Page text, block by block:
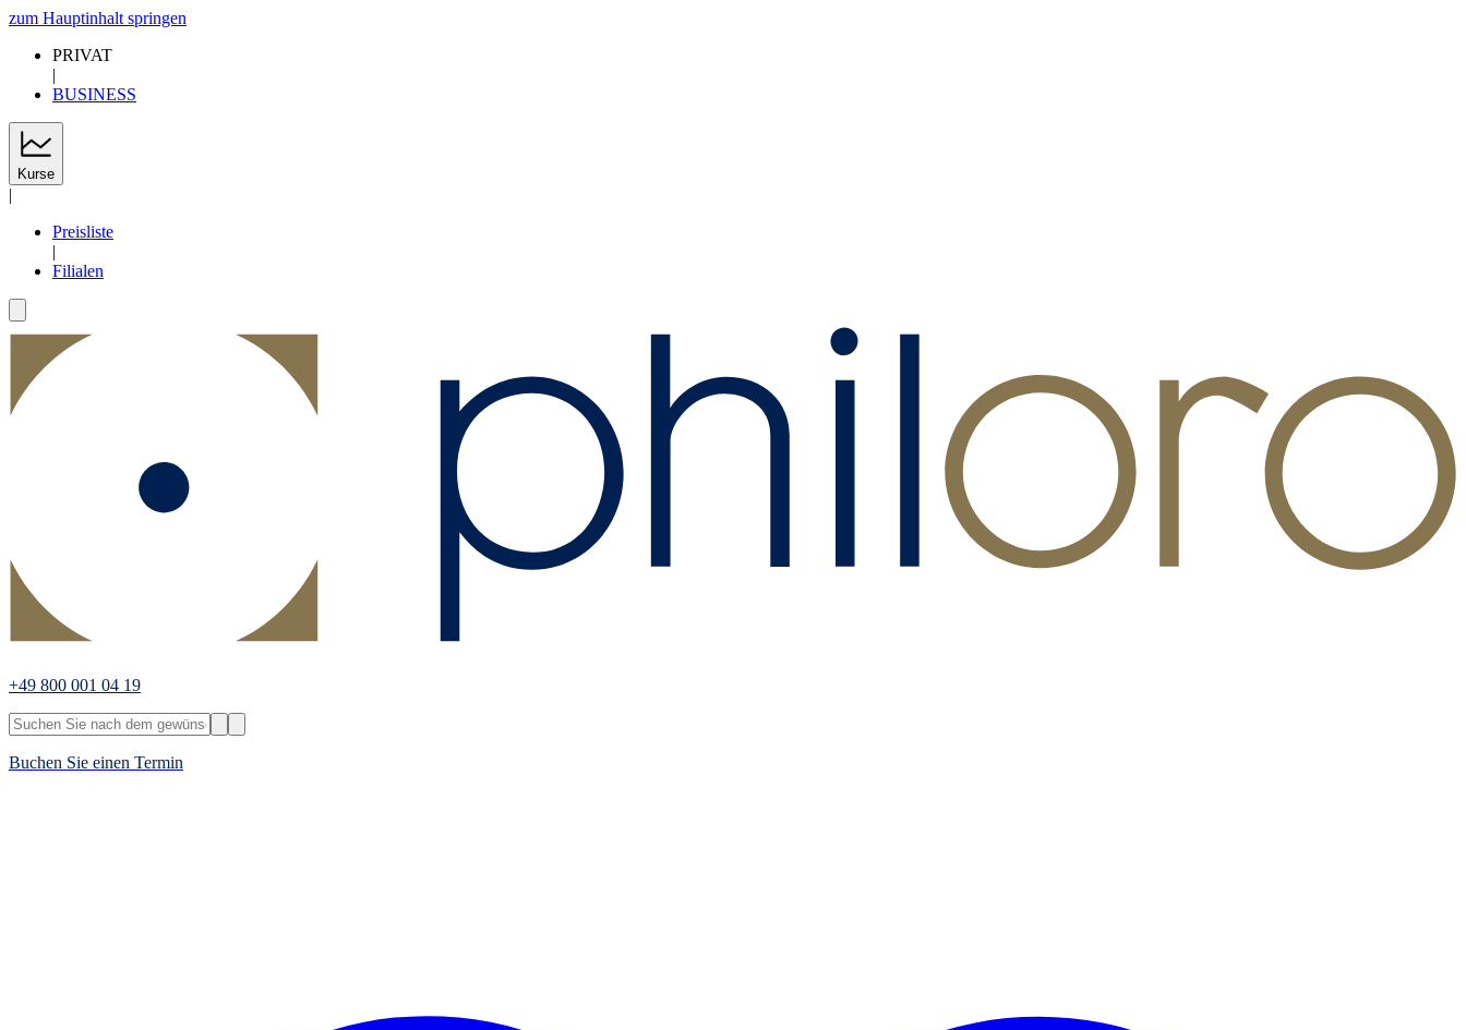
zum Hauptinhalt springen
PRIVAT
|
BUSINESS
Kurse
|
Preisliste
|
Filialen
+49 800 001 04 19
Buchen Sie einen Termin